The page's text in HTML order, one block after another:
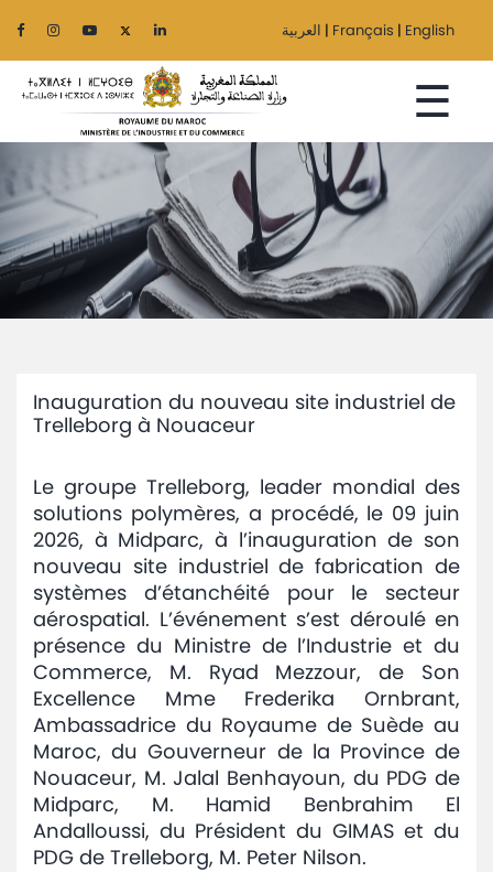
العربية | Français | English
☰
Accueil
Le
Ministère
Régionalisation
Avis
et
annonces
Médiaroom
Contact
Inauguration du nouveau site industriel de
Trelleborg à Nouaceur
Le groupe Trelleborg, leader mondial des
solutions polymères, a procédé, le 09 juin
2026, à Midparc, à l’inauguration de son
nouveau site industriel de fabrication de
systèmes d’étanchéité pour le secteur
aérospatial. L’événement s’est déroulé en
présence du Ministre de l’Industrie et du
Commerce, M. Ryad Mezzour, de Son
Excellence Mme Frederika Ornbrant,
Ambassadrice du Royaume de Suède au
Maroc, du Gouverneur de la Province de
Nouaceur, M. Jalal Benhayoun, du PDG de
Midparc, M. Hamid Benbrahim El
Andalloussi, du Président du GIMAS et du
PDG de Trelleborg, M. Peter Nilson.